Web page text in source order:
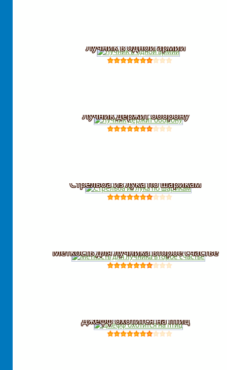
Лучник в одной армии
Лучник держит оборону
Стрельба из лука по шарикам
Меткость для лучника второе счастье
Джефф охотится на птиц